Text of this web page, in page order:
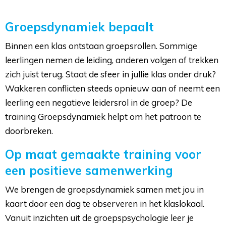
Groepsdynamiek bepaalt
Binnen een klas ontstaan groepsrollen. Sommige
leerlingen nemen de leiding, anderen volgen of trekken
zich juist terug. Staat de sfeer in jullie klas onder druk?
Wakkeren conflicten steeds opnieuw aan of neemt een
leerling een negatieve leidersrol in de groep? De
training Groepsdynamiek helpt om het patroon te
doorbreken.
Op maat gemaakte training voor
een positieve samenwerking
We brengen de groepsdynamiek samen met jou in
kaart door een dag te observeren in het klaslokaal.
Vanuit inzichten uit de groepspsychologie leer je